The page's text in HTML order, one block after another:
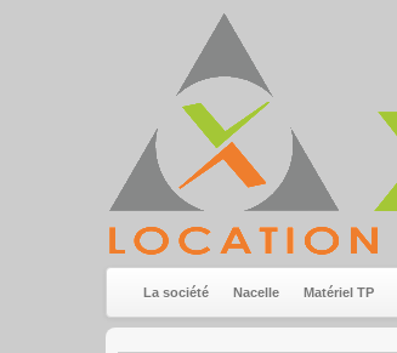
La société Nacelle Matériel TP